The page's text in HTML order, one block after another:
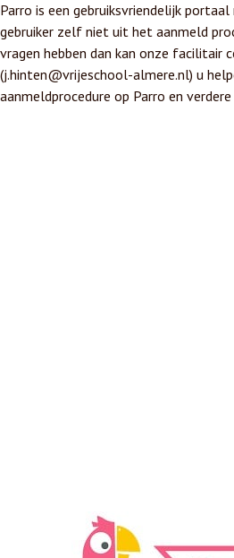
Parro is een gebruiksvriendelijk
gebruiker zelf niet uit het aanmeld
vragen hebben dan kan onze facilitair
(j.hinten@vrijeschool-almere.nl) u
aanmeldprocedure op Parro en